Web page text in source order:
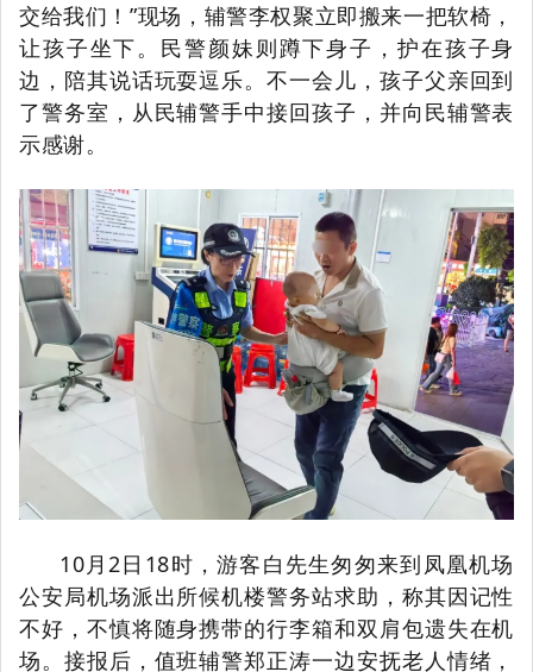
交给我们！”现场，辅警李权聚立即搬来一把软椅，
让孩子坐下。民警颜妹则蹲下身子，护在孩子身
边，陪其说话玩耍逗乐。不一会儿，孩子父亲回到
了警务室，从民辅警手中接回孩子，并向民辅警表
示感谢。
10月2日18时，游客白先生匆匆来到凤凰机场
公安局机场派出所候机楼警务站求助，称其因记性
不好，不慎将随身携带的行李箱和双肩包遗失在机
场。接报后，值班辅警郑正涛一边安抚老人情绪，